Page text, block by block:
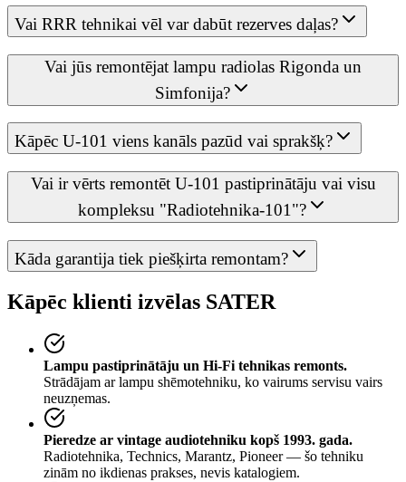
Vai RRR tehnikai vēl var dabūt rezerves daļas?
Vai jūs remontējat lampu radiolas Rigonda un
Simfonija?
Kāpēc U-101 viens kanāls pazūd vai sprakšķ?
Vai ir vērts remontēt U-101 pastiprinātāju vai visu
kompleksu "Radiotehnika-101"?
Kāda garantija tiek piešķirta remontam?
Kāpēc klienti izvēlas SATER
Lampu pastiprinātāju un Hi-Fi tehnikas remonts.
Strādājam ar lampu shēmotehniku, ko vairums servisu vairs
neuzņemas.
Pieredze ar vintage audiotehniku kopš 1993. gada.
Radiotehnika, Technics, Marantz, Pioneer — šo tehniku
zinām no ikdienas prakses, nevis katalogiem.